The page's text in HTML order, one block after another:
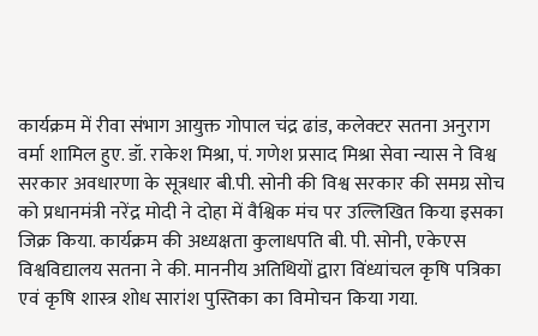
कार्यक्रम में रीवा संभाग आयुक्त गोपाल चंद्र ढांड, कलेक्टर सतना अनुराग
वर्मा शामिल हुए. डॉ. राकेश मिश्रा, पं. गणेश प्रसाद मिश्रा सेवा न्यास ने विश्व
सरकार अवधारणा के सूत्रधार बी.पी. सोनी की विश्व सरकार की समग्र सोच
को प्रधानमंत्री नरेंद्र मोदी ने दोहा में वैश्विक मंच पर उल्लिखित किया इसका
जिक्र किया. कार्यक्रम की अध्यक्षता कुलाधपति बी. पी. सोनी, एकेएस
विश्वविद्यालय सतना ने की. माननीय अतिथियों द्वारा विंध्यांचल कृषि पत्रिका
एवं कृषि शास्त्र शोध सारांश पुस्तिका का विमोचन किया गया.